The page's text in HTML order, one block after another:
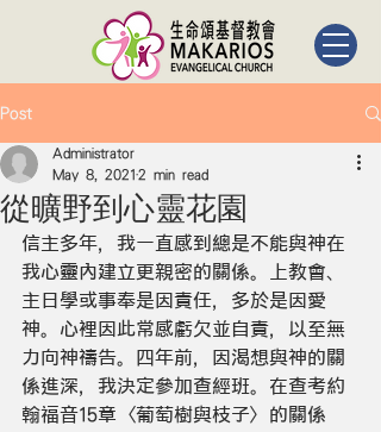
Post
從曠野到心靈花園
Administrator
May 8, 2021 2 min read
信主多年，我一直感到總是不能與神在
我心靈內建立更親密的關係。上教會、
主日學或事奉是因責任，多於是因愛
神。心裡因此常感虧欠並自責，以至無
力向神禱告。四年前，因渴想與神的關
係進深，我決定參加查經班。在查考約
翰福音15章〈葡萄樹與枝子〉的關係